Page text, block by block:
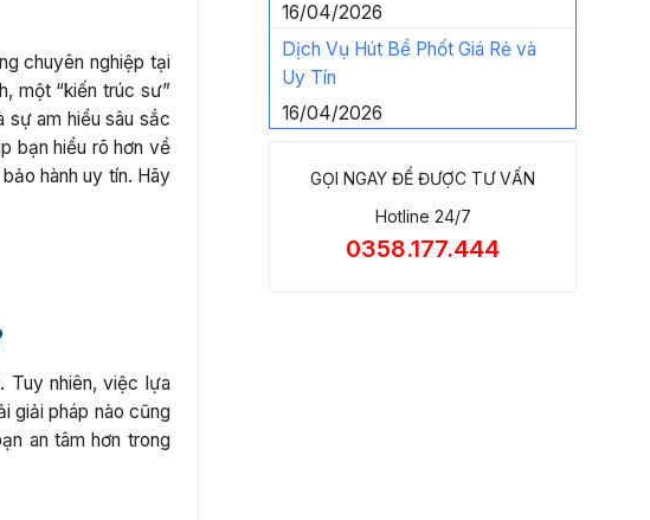
chuyên nghiệp tại
một “kiến trúc sư”
sự am hiểu sâu sắc
bạn hiểu rõ hơn về
hành uy tín. Hãy
Tuy nhiên, việc lựa
giải pháp nào cũng
an tâm hơn trong
16/04/2026
Dịch Vụ Hút Bể Phốt Giá Rẻ và
Uy Tín
16/04/2026
GỌI NGAY ĐỂ ĐƯỢC TƯ VẤN
Hotline 24/7
0358.177.444